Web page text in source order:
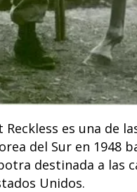
es una de
del Sur en 1948
destinada a
Unidos.